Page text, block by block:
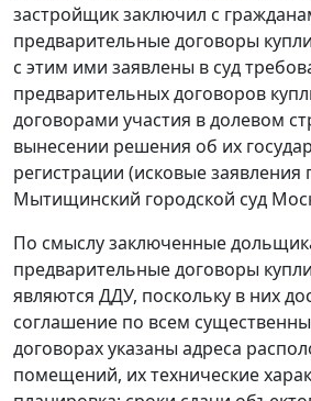
застройщик заключил с
предварительные договоры
с этим ими заявлены в суд
предварительных договоров
договорами участия в долевом
вынесении решения об их
регистрации (исковые заявления
Мытищинский городской суд
По смыслу заключенные
предварительные договоры
являются ДДУ, поскольку в них
соглашение по всем
договорах указаны адреса
помещений, их технические